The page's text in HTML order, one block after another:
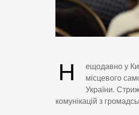
Н
ещодавно у
місцевого
України.
комунікацій з